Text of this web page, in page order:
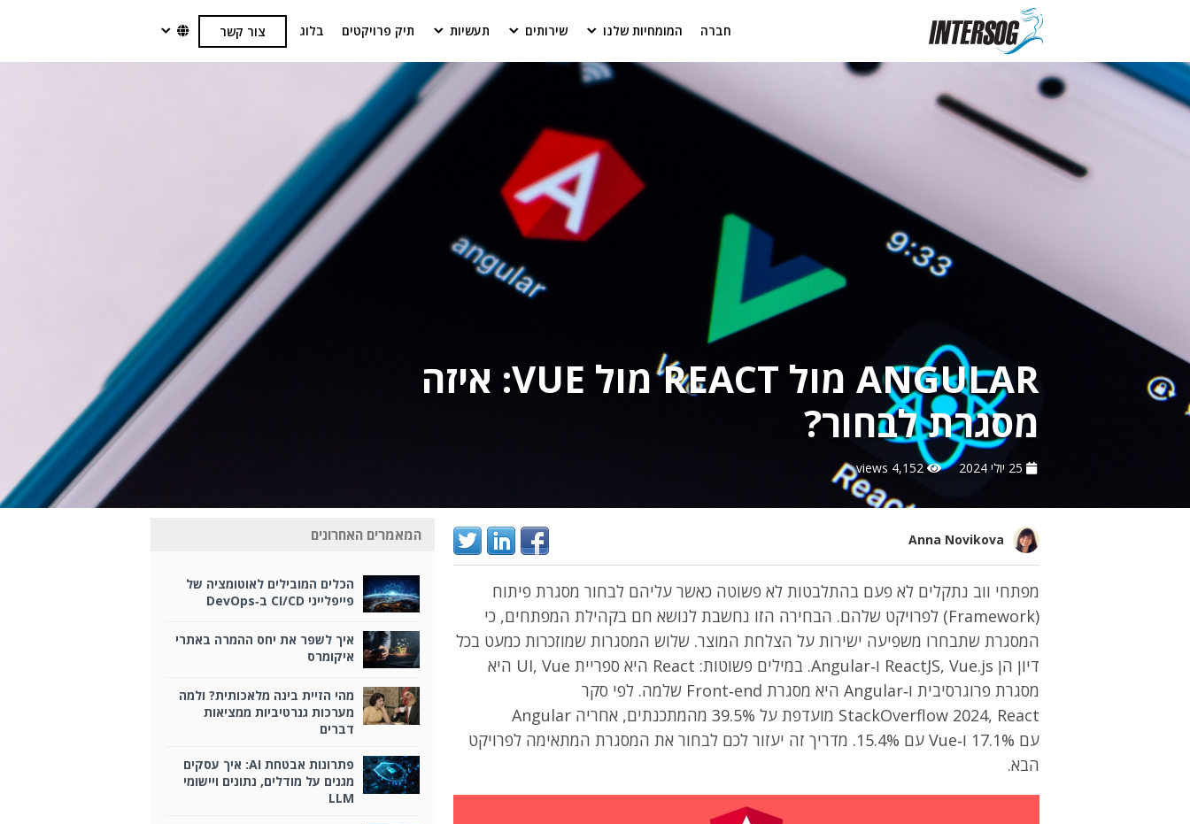
חברה המומחיות שלנו שירותים תעשיות תיק פרויקטים בלוג צור קשר
ANGULAR מול REACT מול VUE: איזה
מסגרת לבחור?
4,152 views
Anna Novikova
מפתחי ווב נתקלים לא פעם בהתלבטות לא פשוטה כאשר עליהם לבחור מסגרת פיתוח
(Framework) לפרויקט שלהם. הבחירה הזו נחשבת לנושא חם בקהילת המפתחים, כי
המסגרת שתבחרו משפיעה ישירות על הצלחת המוצר. שלוש המסגרות שמוזכרות כמעט בכל
דיון הן ReactJS, Vue.js ו‑Angular. במילים פשוטות: React היא ספריית UI, Vue היא
מסגרת פרוגרסיבית ו‑Angular היא מסגרת Front‑end שלמה. לפי סקר
StackOverflow 2024, React מועדפת על 39.5% מהמתכנתים, אחריה Angular
עם 17.1% ו‑Vue עם 15.4%. מדריך זה יעזור לכם לבחור את המסגרת המתאימה לפרויקט
הבא.
המאמרים האחרונים
הכלים המובילים לאוטומציה של
פייפלייני CI/CD ב‑DevOps
איך לשפר את יחס ההמרה באתרי
איקומרס
מהי הזיית בינה מלאכותית? ולמה
מערכות גנרטיביות ממציאות
דברים
פתרונות אבטחת AI: איך עסקים
מגנים על מודלים, נתונים ויישומי
LLM